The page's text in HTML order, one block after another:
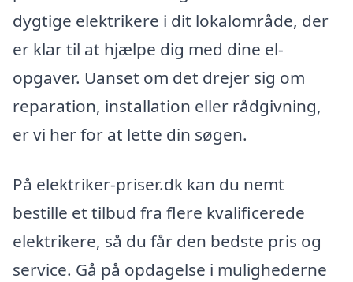
dygtige elektrikere i dit lokalområde, der
er klar til at hjælpe dig med dine el-
opgaver. Uanset om det drejer sig om
reparation, installation eller rådgivning,
er vi her for at lette din søgen.
På elektriker-priser.dk kan du nemt
bestille et tilbud fra flere kvalificerede
elektrikere, så du får den bedste pris og
service. Gå på opdagelse i mulighederne